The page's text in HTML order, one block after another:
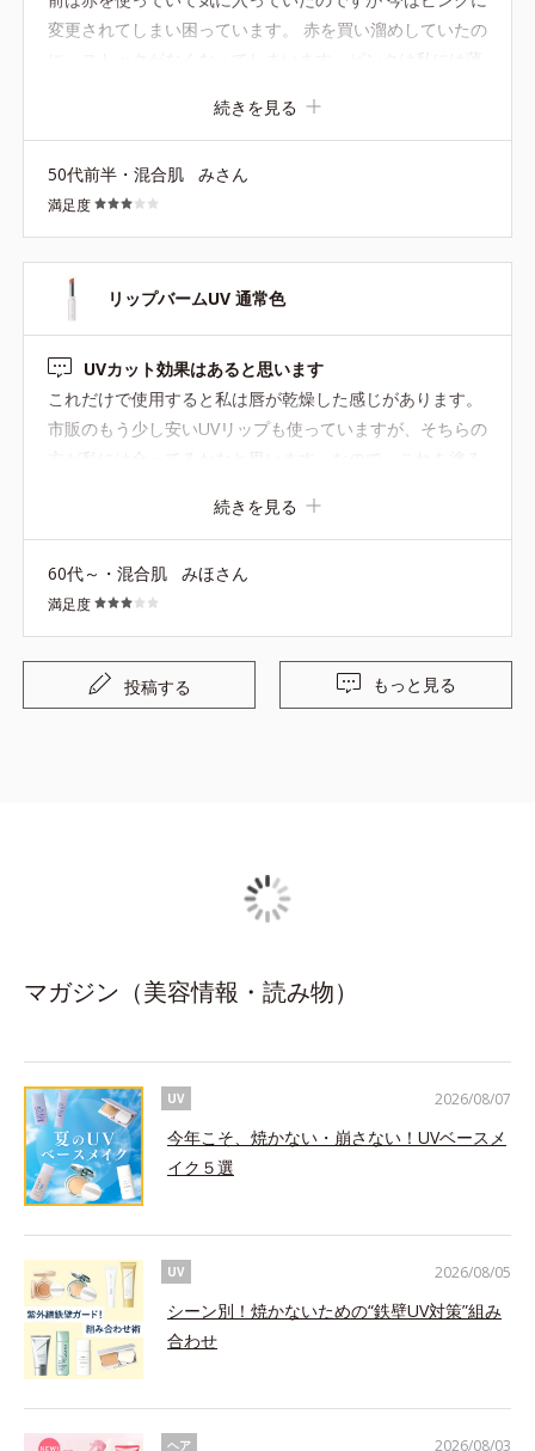
変更されてしまい困っています。 赤を買い溜めしていたの
に、ストックがなくなってしまいます。ピンクは私には薄
リップの赤も試しましたが唇が荒れてしまいました。お願
いします。
続きを見る
50代前半・混合肌 みさん
満足度
リップバームUV 通常色
UVカット効果はあると思います
これだけで使用すると私は唇が乾燥した感じがあります。
市販のもう少し安いUVリップも使っていますが、そちらの
方が私には合ってるかなと思います。なので、これを塗る
は感じられているので とりあえず一本全部使い切ってまた
次回の購入を考えようと思っています。
続きを見る
60代～・混合肌 みほさん
満足度
投稿する もっと見る
マガジン（美容情報・読み物）
UV
今年こそ、焼かない・崩さない！UVベースメ
イク５選
2026/08/07
UV
シーン別！焼かないための“鉄壁UV対策”組み
合わせ
2026/08/05
ヘア 2026/08/03